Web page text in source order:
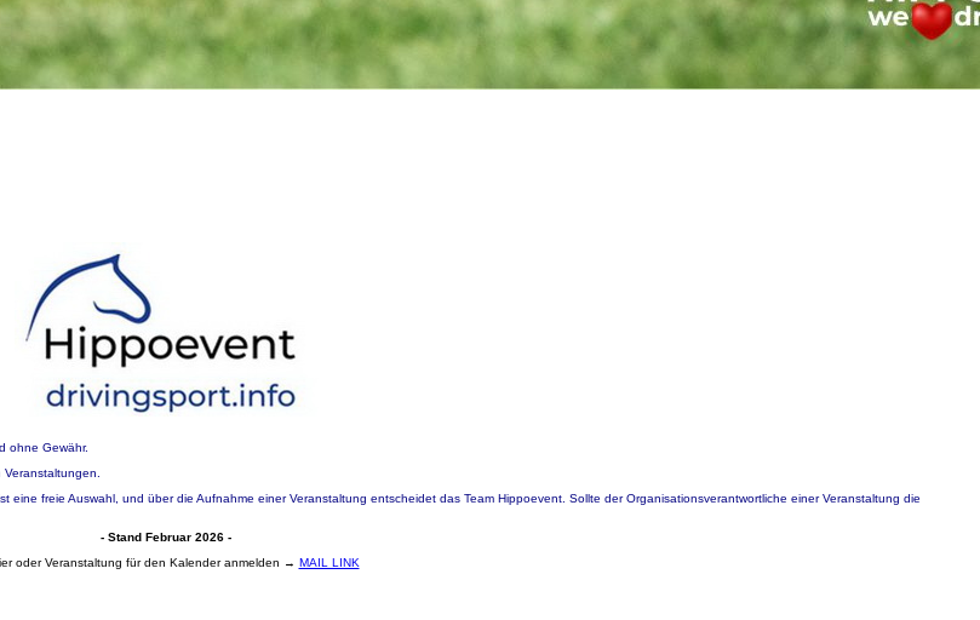
ohne Gewähr.
freie Auswahl, und über die Aufnahme einer Veranstaltung entscheidet das Team Hippoevent. Sollte der Organisationsverantwortliche einer Veranstaltung die
- Stand Februar 2026 -
oder Veranstaltung für den Kalender anmelden → MAIL LINK